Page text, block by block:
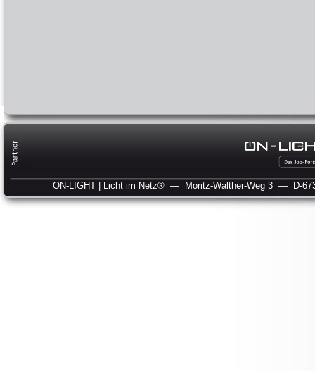
ON-LIGHT | Licht im Netz® — Moritz-Walther-Weg 3 — D-